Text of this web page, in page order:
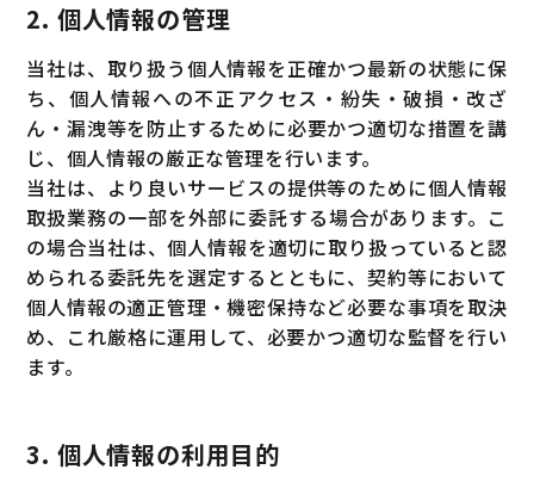
2. 個人情報の管理
当社は、取り扱う個人情報を正確かつ最新の状態に保
ち、個人情報への不正アクセス・紛失・破損・改ざ
ん・漏洩等を防止するために必要かつ適切な措置を講
じ、個人情報の厳正な管理を行います。
当社は、より良いサービスの提供等のために個人情報
取扱業務の一部を外部に委託する場合があります。こ
の場合当社は、個人情報を適切に取り扱っていると認
められる委託先を選定するとともに、契約等において
個人情報の適正管理・機密保持など必要な事項を取決
め、これ厳格に運用して、必要かつ適切な監督を行い
ます。
3. 個人情報の利用目的